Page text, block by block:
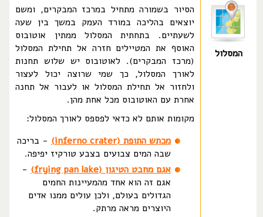
המסלול
הסיור בשמורה מתחיל במרכז המבקרים, ומשם
יוצאים בהליכה במורד העמק במשך בין שעה
לשעתיים. בתחתית המסלול ממתין אוטובוס
האוסף את המטיילים חזרה אל תחילת המסלול
(מרכז המבקרים). לאוטובוס יש שלוש תחנות
לאורך המסלול, כך שמי שרוצה יכול לעצור
ולחזור אל תחילת המסלול או לעבור אל תחנה
אחרת עם האוטובוס מכל אחת מהן.
מקומות אותם לא כדאי לפספס לאורך המסלול:
מכתש התופת (inferno crater)
- בריכה
שבה המים צבועים בצבע טורקיז יפיפה.
אגם מחבט הטיגון (frying pan lake)
-
אגם זה הוא אחד מהמעיינות החמים
הגדולים בעולם, ולכן עולים ממנו אדים
היוצרים מראה מרתק.